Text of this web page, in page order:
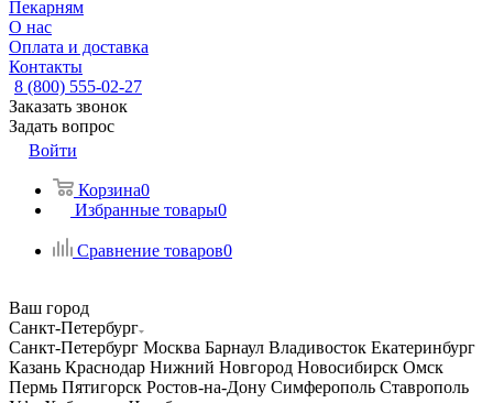
Пекарням
О нас
Оплата и доставка
Контакты
8 (800) 555-02-27
Заказать звонок
Задать вопрос
Войти
Корзина0
Избранные товары0
Сравнение товаров0
Ваш город
Санкт-Петербург
Санкт-Петербург Москва Барнаул Владивосток Екатеринбург
Казань Краснодар Нижний Новгород Новосибирск Омск
Пермь Пятигорск Ростов-на-Дону Симферополь Ставрополь